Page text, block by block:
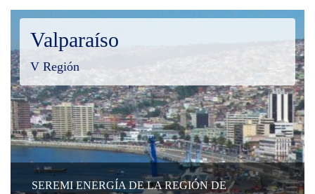
Valparaíso
V Región
SEREMI ENERGÍA DE LA REGIÓN DE